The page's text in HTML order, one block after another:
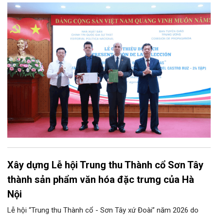
Đảng, Nhà nước và nhân dân Việt Nam, chiều 5/8, tại Hà Nội,
Nhà xuất bản Chính trị quốc gia Sự thật phối hợp với Ban Tuyên
giáo Trung ương tổ chức Lễ giới thiệu bộ sách “Tuyển tập các
tác phẩm chọn lọc của Tổng Tư lệnh Fidel Castro Ruz” gồm 24
tập bằng tiếng Tây Ban Nha.
Xây dựng Lễ hội Trung thu Thành cổ Sơn Tây
thành sản phẩm văn hóa đặc trưng của Hà
Nội
Lễ hội “Trung thu Thành cổ - Sơn Tây xứ Đoài” năm 2026 do